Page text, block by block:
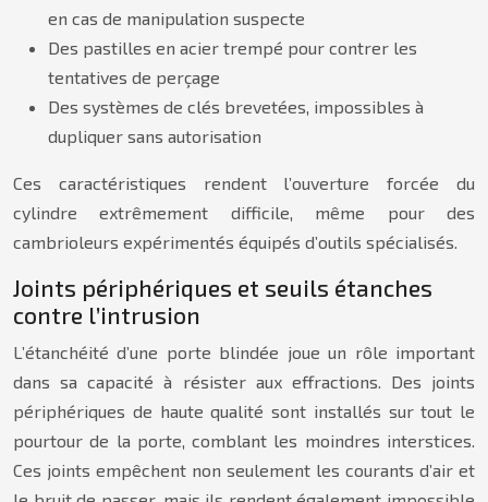
en cas de manipulation suspecte
Des pastilles en acier trempé pour contrer les
tentatives de perçage
Des systèmes de clés brevetées, impossibles à
dupliquer sans autorisation
Ces caractéristiques rendent l’ouverture forcée du
cylindre extrêmement difficile, même pour des
cambrioleurs expérimentés équipés d’outils spécialisés.
Joints périphériques et seuils étanches
contre l’intrusion
L’étanchéité d’une porte blindée joue un rôle important
dans sa capacité à résister aux effractions. Des joints
périphériques de haute qualité sont installés sur tout le
pourtour de la porte, comblant les moindres interstices.
Ces joints empêchent non seulement les courants d’air et